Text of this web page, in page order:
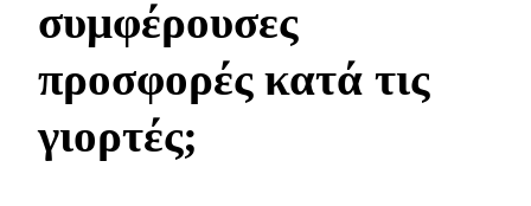
συμφέρουσες
προσφορές κατά τις
γιορτές;